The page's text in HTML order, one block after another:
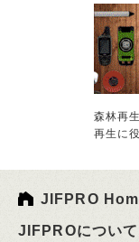
森林再
再生に
JIFPRO
JIFPROについて